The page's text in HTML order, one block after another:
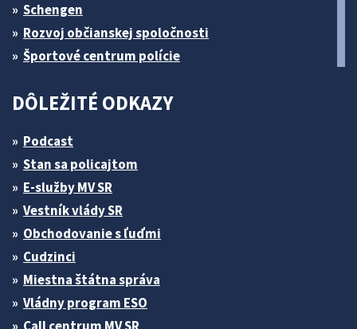
Schengen
Rozvoj občianskej spoločnosti
Športové centrum polície
DÔLEŽITÉ ODKAZY
Podcast
Stan sa policajtom
E-služby MV SR
Vestník vlády SR
Obchodovanie s ľuďmi
Cudzinci
Miestna štátna správa
Vládny program ESO